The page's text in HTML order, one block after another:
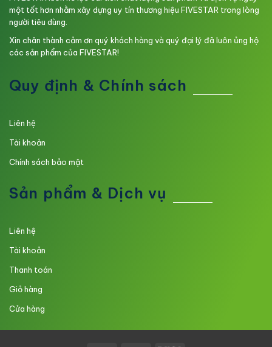
một tốt hơn nhằm xây dựng uy tín thương hiệu FIVESTAR trong lòng
người tiêu dùng.
Xin chân thành cảm ơn quý khách hàng và quý đại lý đã luôn ủng hộ
các sản phẩm của FIVESTAR!
Quy định & Chính sách
Liên hệ
Tài khoản
Chính sách bảo mật
Sản phẩm & Dịch vụ
Liên hệ
Tài khoản
Thanh toán
Giỏ hàng
Cửa hàng